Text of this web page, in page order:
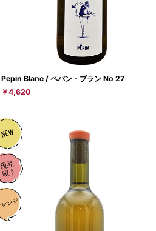
Pepin Blanc / ペパン・ブラン No 27
￥4,620